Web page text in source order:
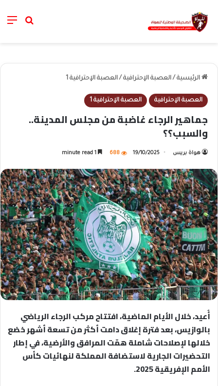
خانة
الرئيسية / العصبة الإحترافية / العصبة الإحترافية 1
العصبة الإحترافية العصبة الإحترافية 1
جماهير الرجاء غاضبة من مجلس المدينة..
والسبب؟؟
هواة بريس 19/10/2025
688
أُعيد، خلال الأيام الماضية، افتتاح مركب الرجاء الرياضي
بالوازيس، بعد فترة إغلاق دامت أكثر من تسعة أشهر خضع
خلالها لإصلاحات شاملة همّت المرافق والأرضية، في إطار
التحضيرات الجارية لاستضافة المملكة لنهائيات كأس
الأمم الإفريقية 2025.